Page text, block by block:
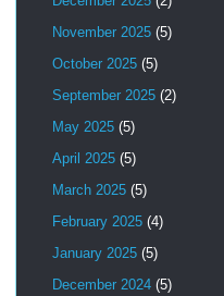
November 2025 (5)
October 2025 (5)
September 2025 (2)
May 2025 (5)
April 2025 (5)
March 2025 (5)
February 2025 (4)
January 2025 (5)
December 2024 (5)